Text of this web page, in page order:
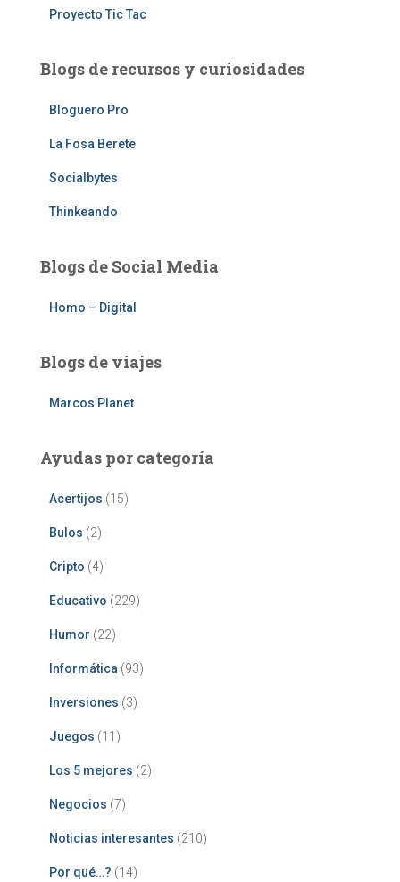
Proyecto Tic Tac
Blogs de recursos y curiosidades
Bloguero Pro
La Fosa Berete
Socialbytes
Thinkeando
Blogs de Social Media
Homo – Digital
Blogs de viajes
Marcos Planet
Ayudas por categoría
Acertijos (15)
Bulos (2)
Cripto (4)
Educativo (229)
Humor (22)
Informática (93)
Inversiones (3)
Juegos (11)
Los 5 mejores (2)
Negocios (7)
Noticias interesantes (210)
Por qué…? (14)